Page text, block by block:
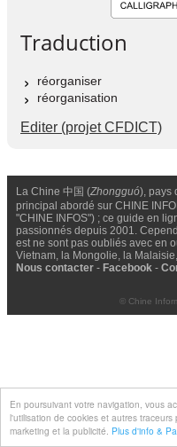
En poursuivant votre navigation, vous
l'utilisation de cookies et autres traceurs
marketing et la publicité. Plus d'info &
Traduction
réorganiser
réorganisation
Editer (projet CFDICT)
La Chine 中国 (Zhongguó), pays
principal abordé sur CHINE
"CHINE INFOS") ; ce guide en
passionnés depuis 2001.
est ne sont pas oubliés avec en
Vietnam, la Mongolie, la
Nous contacter - Facebook -
© Chine